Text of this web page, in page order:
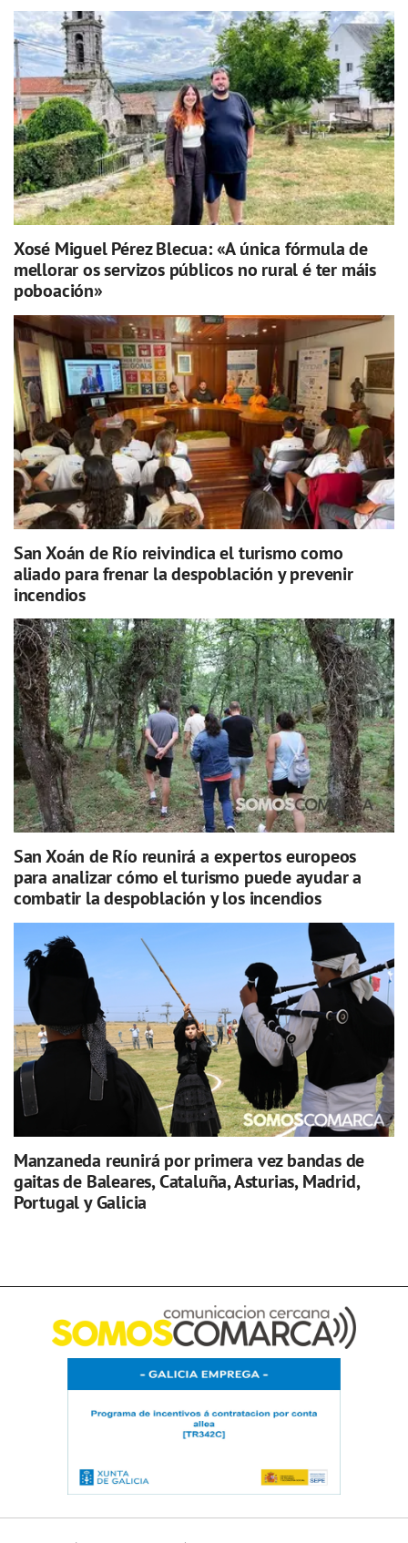
Xosé Miguel Pérez Blecua: «A única fórmula de
mellorar os servizos públicos no rural é ter máis
poboación»
San Xoán de Río reivindica el turismo como
aliado para frenar la despoblación y prevenir
incendios
San Xoán de Río reunirá a expertos europeos
para analizar cómo el turismo puede ayudar a
combatir la despoblación y los incendios
Manzaneda reunirá por primera vez bandas de
gaitas de Baleares, Cataluña, Asturias, Madrid,
Portugal y Galicia